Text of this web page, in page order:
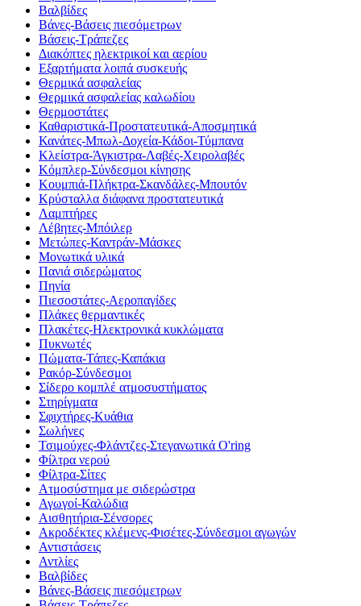
Βαλβίδες
Βάνες-Βάσεις πιεσόμετρων
Βάσεις-Τράπεζες
Διακόπτες ηλεκτρικοί και αερίου
Εξαρτήματα λοιπά συσκευής
Θερμικά ασφαλείας
Θερμικά ασφαλείας καλωδίου
Θερμοστάτες
Καθαριστικά-Προστατευτικά-Αποσμητικά
Κανάτες-Μπωλ-Δοχεία-Κάδοι-Τύμπανα
Κλείστρα-Άγκιστρα-Λαβές-Χειρολαβές
Κόμπλερ-Σύνδεσμοι κίνησης
Κουμπιά-Πλήκτρα-Σκανδάλες-Μπουτόν
Κρύσταλλα διάφανα προστατευτικά
Λαμπτήρες
Λέβητες-Μπόιλερ
Μετώπες-Καντράν-Μάσκες
Μονωτικά υλικά
Πανιά σιδερώματος
Πηνία
Πιεσοστάτες-Αεροπαγίδες
Πλάκες θερμαντικές
Πλακέτες-Ηλεκτρονικά κυκλώματα
Πυκνωτές
Πώματα-Τάπες-Καπάκια
Ρακόρ-Σύνδεσμοι
Σίδερο κομπλέ ατμοσυστήματος
Στηρίγματα
Σφιχτήρες-Κυάθια
Σωλήνες
Τσιμούχες-Φλάντζες-Στεγανωτικά O'ring
Φίλτρα νερού
Φίλτρα-Σίτες
Ατμοσύστημα με σιδερώστρα
Αγωγοί-Καλώδια
Αισθητήρια-Σένσορες
Ακροδέκτες κλέμενς-Φισέτες-Σύνδεσμοι αγωγών
Αντιστάσεις
Αντλίες
Βαλβίδες
Βάνες-Βάσεις πιεσόμετρων